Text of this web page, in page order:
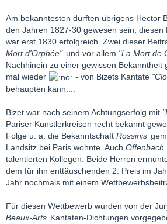
Am bekanntesten dürften übrigens Hector
den Jahren 1827-30 gewesen sein, diesen
war erst 1830 erfolgreich. Zwei dieser
Mort d'Orphée" und vor allem "La Mort de
Nachhinein zu einer gewissen Bekanntheit
mal wieder
- von Bizets Kantate
behaupten kann....
Bizet war nach seinem Achtungserfolg mit
Pariser Künstlerkreisen recht bekannt
Folge u. a. die Bekanntschaft Rossinis
Landsitz bei Paris wohnte. Auch Offenbach
talentierten Kollegen. Beide Herren
dem für ihn enttäuschenden 2. Preis im
Jahr nochmals mit einem
Für diesen Wettbewerb wurden von der
Beaux-Arts Kantaten-Dichtungen